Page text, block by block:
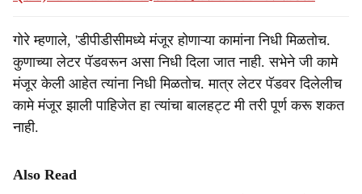
गोरे म्हणाले, 'डीपीडीसीमध्ये मंजूर होणाऱ्या कामांना निधी मिळतोच.
कुणाच्या लेटर पॅडवरून असा निधी दिला जात नाही. सभेने जी कामे
मंजूर केली आहेत त्यांना निधी मिळतोच. मात्र लेटर पॅडवर दिलेलीच
कामे मंजूर झाली पाहिजेत हा त्यांचा बालहट्ट मी तरी पूर्ण करू शकत
नाही.
Also Read